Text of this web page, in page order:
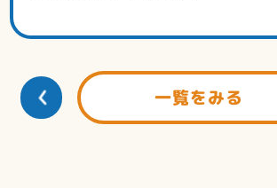
一覧をみる